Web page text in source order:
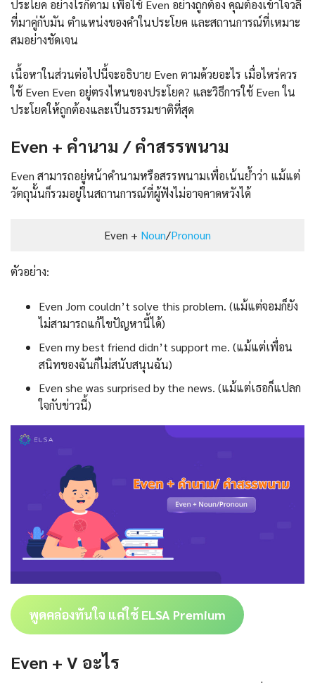
ประโยค อย่างไรก็ตาม เพื่อใช้ Even อย่างถูกต้อง คุณต้องเข้าใจวลี
ที่มาคู่กับมัน ตำแหน่งของคำในประโยค และสถานการณ์ที่เหมาะ
สมอย่างชัดเจน
เนื้อหาในส่วนต่อไปนี้จะอธิบาย Even ตามด้วยอะไร เมื่อไหร่ควร
ใช้ Even Even อยู่ตรงไหนของประโยค? และวิธีการใช้ Even ใน
ประโยคให้ถูกต้องและเป็นธรรมชาติที่สุด
Even + คำนาม / คำสรรพนาม
Even สามารถอยู่หน้าคำนามหรือสรรพนามเพื่อเน้นย้ำว่า แม้แต่
วัตถุนั้นก็รวมอยู่ในสถานการณ์ที่ผู้ฟังไม่อาจคาดหวังได้
Even + Noun/Pronoun
ตัวอย่าง:
Even Jom couldn’t solve this problem. (แม้แต่จอมก็ยัง
ไม่สามารถแก้ไขปัญหานี้ได้)
Even my best friend didn’t support me. (แม้แต่เพื่อน
สนิทของฉันก็ไม่สนับสนุนฉัน)
Even she was surprised by the news. (แม้แต่เธอก็แปลก
ใจกับข่าวนี้)
พูดคล่องทันใจ แค่ใช้ ELSA Premium
Even + V อะไร